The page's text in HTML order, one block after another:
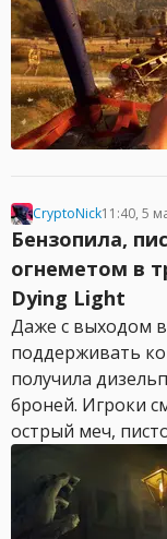
CryptoNick11:40, 5
Бензопила,
огнеметом в
Dying Light
Даже с выходом
поддерживать
получила
броней. Игроки
острый меч,